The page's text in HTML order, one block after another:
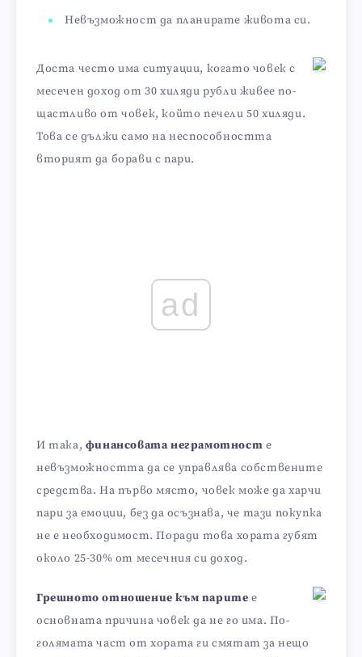
Невъзможност да планирате живота си.
Доста често има ситуации, когато човек с
месечен доход от 30 хиляди рубли живее по-
щастливо от човек, който печели 50 хиляди.
Това се дължи само на неспособността
вторият да борави с пари.
ad
И така, финансовата неграмотност е
невъзможността да се управлява собствените
средства. На първо място, човек може да харчи
пари за емоции, без да осъзнава, че тази покупка
не е необходимост. Поради това хората губят
около 25-30% от месечния си доход.
Грешното отношение към парите е
основната причина човек да не го има. По-
голямата част от хората ги смятат за нещо